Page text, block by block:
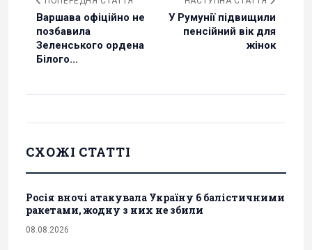
Варшава офіційно не
позбавила
Зеленського ордена
Білого...
У Румунії підвищили
пенсійний вік для
жінок
СХОЖІ СТАТТІ
Росія вночі атакувала Україну 6 балістичними
ракетами, жодну з них не збили
08.08.2026